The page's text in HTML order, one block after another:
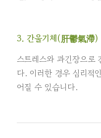
3. 간울기체(肝鬱氣滯)
스트레스와 과긴장으로
다. 이러한 경우 심리적
어질 수 있습니다.